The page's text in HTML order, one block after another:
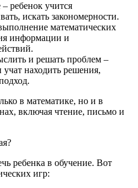
ребенок учится
искать закономерности.
математических
информации и
и решать проблем –
учат находить решения,
в математике, но и в
включая чтение, письмо и
ребенка в обучение. Вот
игр: